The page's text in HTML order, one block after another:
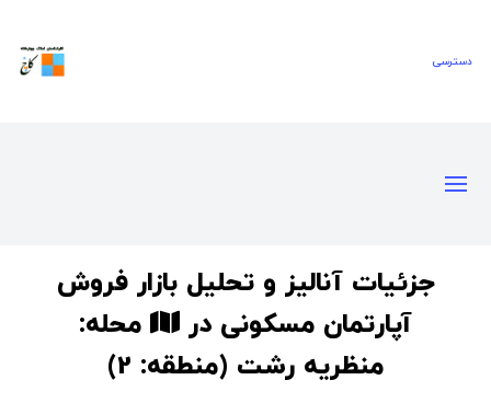
دسترسی‌
جزئیات آنالیز و تحلیل بازار فروش
آپارتمان مسکونی در
محله:
منظریه رشت (منطقه: 2)